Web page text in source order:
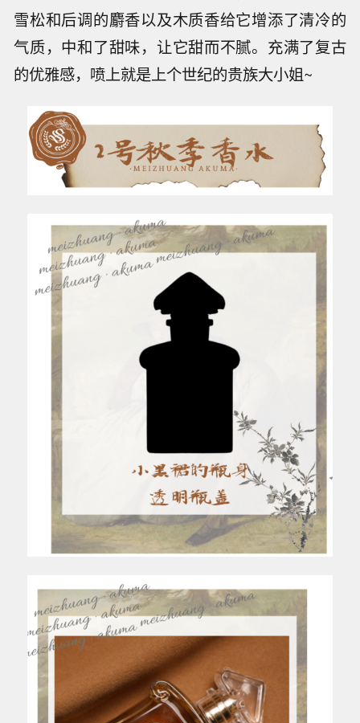
雪松和后调的麝香以及木质香给它增添了清冷的
气质，中和了甜味，让它甜而不腻。充满了复古
的优雅感，喷上就是上个世纪的贵族大小姐~